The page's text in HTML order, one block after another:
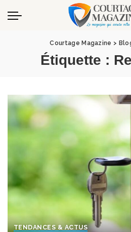
Panneau de gestion des
Courtage Magazine >
Étiquette :
TENDANCES & ACTUS